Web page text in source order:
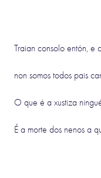
Traian consolo entón, e
non somos todos pais
O que é a xustiza
É a morte dos nenos a